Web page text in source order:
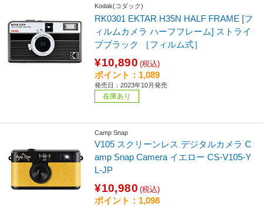
Kodak(コダック)
RK0301 EKTAR H35N HALF FRAME [フ
ィルムカメラ ハーフフレーム] ストライ
プブラック ［フィルム式］
¥10,890 (税込)
ポイント：1,089
発売日：2023年10月発売
在庫あり
Camp Snap
V105 スクリーンレス デジタルカメラ C
amp Snap Camera イエロー CS-V105-Y
L-JP
¥10,980 (税込)
ポイント：1,098